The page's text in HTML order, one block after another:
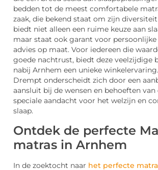
bedden tot de meest comfortabele
zaak, die bekend staat om zijn
biedt niet alleen een ruime keuze aan
maar staat ook garant voor persoonlijke
advies op maat. Voor iedereen die
goede nachtrust, biedt deze veelzijdige
nabij Arnhem een unieke
Drempt onderscheidt zich door een
aansluit bij de wensen en behoeften
speciale aandacht voor het welzijn en
slaap.
Ontdek de perfecte
matras in Arnhem
In de zoektocht naar het perfecte